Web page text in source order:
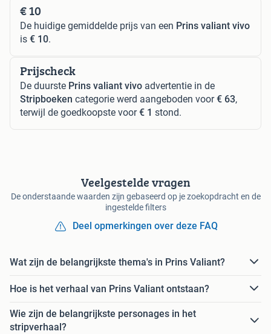
€ 10
De huidige gemiddelde prijs van een Prins valiant vivo
is € 10.
Prijscheck
De duurste Prins valiant vivo advertentie in de
Stripboeken categorie werd aangeboden voor€ 63,
terwijl de goedkoopste voor€ 1 stond.
Veelgestelde vragen
De onderstaande waarden zijn gebaseerd op je zoekopdracht en de
ingestelde filters
Deel opmerkingen over deze FAQ
Wat zijn de belangrijkste thema's in Prins Valiant?
Hoe is het verhaal van Prins Valiant ontstaan?
Wie zijn de belangrijkste personages in het
stripverhaal?